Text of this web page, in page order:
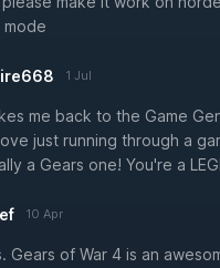
1 Jul
me back to the Game
just running through a
a Gears one! You're a
10 Apr
Gears of War 4 is an